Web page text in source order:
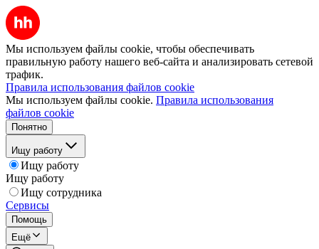
Мы используем файлы cookie, чтобы обеспечивать
правильную работу нашего веб-сайта и анализировать сетевой
трафик.
Правила использования файлов cookie
Мы используем файлы cookie. Правила использования
файлов cookie
Понятно
Ищу работу
Ищу работу
Ищу работу
Ищу сотрудника
Сервисы
Помощь
Ещё